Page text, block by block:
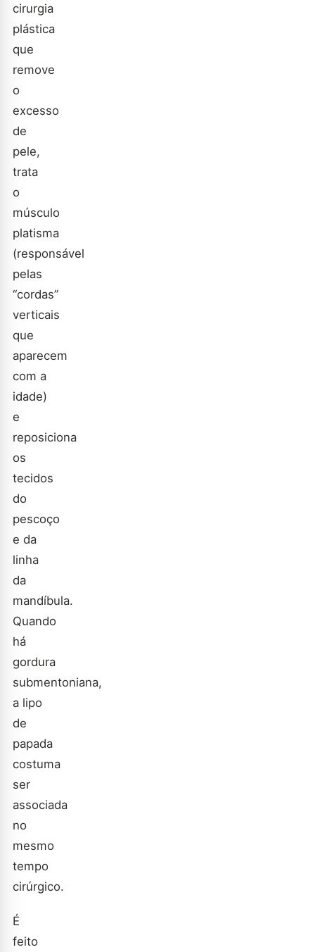
cirurgia
plástica
que
remove
o
excesso
de
pele,
trata
o
músculo
platisma
(responsável
pelas
“cordas”
verticais
que
aparecem
com a
idade)
e
reposiciona
os
tecidos
do
pescoço
e da
linha
da
mandíbula.
Quando
há
gordura
submentoniana,
a lipo
de
papada
costuma
ser
associada
no
mesmo
tempo
cirúrgico.
É
feito